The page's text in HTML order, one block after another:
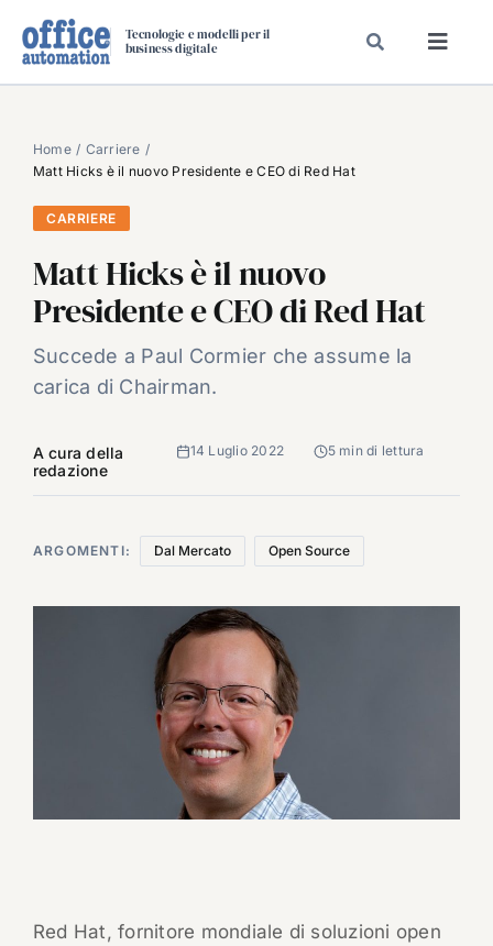
Tecnologie e modelli per il
business digitale
SPECIAL PAPER
DAL MERCATO
CARRIERE
VIDEO
EVENTI
CHI SIAMO
Home
Carriere
Matt Hicks è il nuovo Presidente e CEO di Red Hat
CARRIERE
Matt Hicks è il nuovo
Presidente e CEO di Red Hat
Succede a Paul Cormier che assume la
carica di Chairman.
A cura della
redazione
14 Luglio 2022 5 min di lettura
ARGOMENTI: Dal Mercato Open Source
Red Hat, fornitore mondiale di soluzioni open